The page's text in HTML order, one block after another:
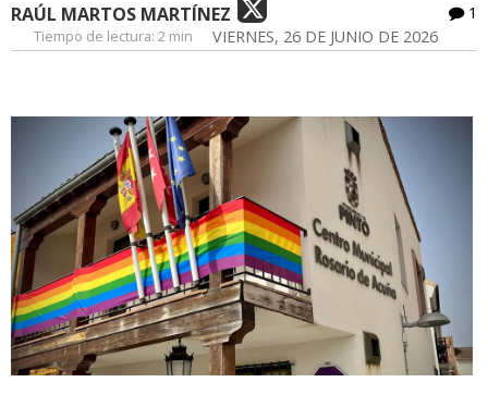
RAÚL MARTOS MARTÍNEZ
1
VIERNES, 26 DE JUNIO DE 2026
Tiempo de lectura: 2 min